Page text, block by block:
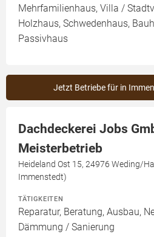
Mehrfamilienhaus, Villa /
Holzhaus, Schwedenhaus,
Passivhaus
Jetzt Betriebe für in
Dachdeckerei Jobs
Meisterbetrieb
Heideland Ost 15, 24976 Weding/
Immenstedt)
TÄTIGKEITEN
Reparatur, Beratung, Ausbau,
Dämmung / Sanierung